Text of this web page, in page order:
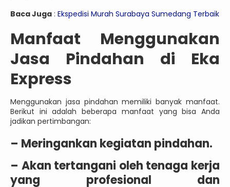
Baca Juga : Ekspedisi Murah Surabaya Sumedang Terbaik
Manfaat Menggunakan
Jasa Pindahan di Eka
Express
Menggunakan jasa pindahan memiliki banyak manfaat.
Berikut ini adalah beberapa manfaat yang bisa Anda
jadikan pertimbangan:
– Meringankan kegiatan pindahan.
– Akan tertangani oleh tenaga kerja
yang profesional dan